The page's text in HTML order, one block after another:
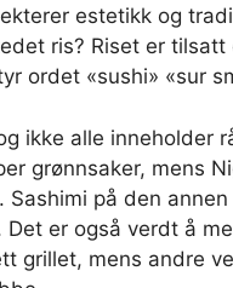
estetikk og
ris? Riset er
ordet «sushi» «sur
ikke alle inneholder
grønnsaker, mens
Sashimi på den
er også verdt å
grillet, mens andre